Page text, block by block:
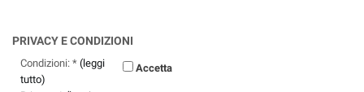
PRIVACY E CONDIZIONI
Condizioni: * (leggi
tutto)
Accetta